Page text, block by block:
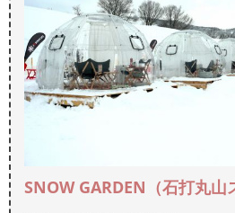
SNOW GARDEN（石打丸山